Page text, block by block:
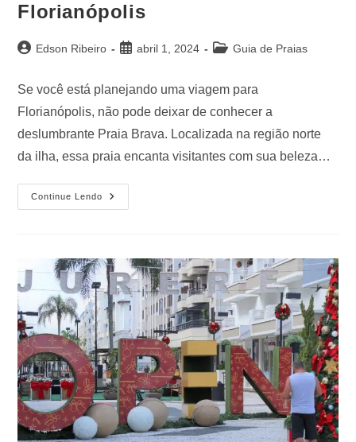
Florianópolis
Edson Ribeiro abril 1, 2024 Guia de Praias
Se você está planejando uma viagem para
Florianópolis, não pode deixar de conhecer a
deslumbrante Praia Brava. Localizada na região norte
da ilha, essa praia encanta visitantes com sua beleza…
Continue Lendo